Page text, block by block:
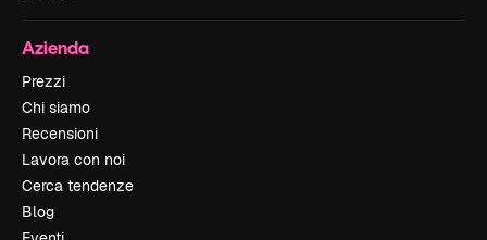
Azienda
Prezzi
Chi siamo
Recensioni
Lavora con noi
Cerca tendenze
Blog